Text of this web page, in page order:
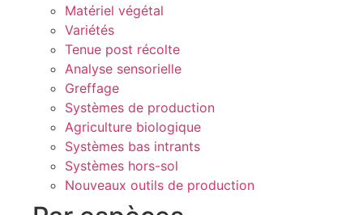
Matériel végétal
Variétés
Tenue post récolte
Analyse sensorielle
Greffage
Systèmes de production
Agriculture biologique
Systèmes bas intrants
Systèmes hors-sol
Nouveaux outils de production